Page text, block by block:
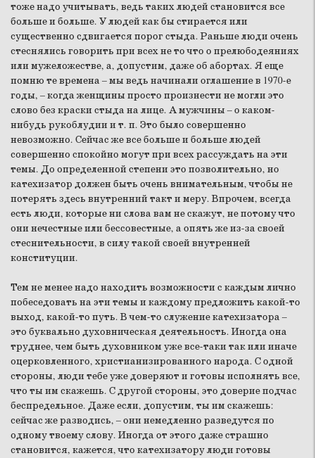
тоже надо учитывать, ведь таких людей становится все
больше и больше. У людей как бы стирается или
существенно сдвигается порог стыда. Раньше люди очень
стеснялись говорить при всех не то что о прелюбодеяниях
или мужеложестве, а, допустим, даже об абортах. Я еще
помню те времена – мы ведь начинали оглашение в 1970‑е
годы, – когда женщины просто произнести не могли это
слово без краски стыда на лице. А мужчины – о каком-
нибудь рукоблудии и т. п. Это было совершенно
невозможно. Сейчас же все больше и больше людей
совершенно спокойно могут при всех рассуждать на эти
темы. До определенной степени это позволительно, но
катехизатор должен быть очень внимательным, чтобы не
потерять здесь внутренний такт и меру. Впрочем, всегда
есть люди, которые ни слова вам не скажут, не потому что
они нечестные или бессовестные, а опять же из-за своей
стеснительности, в силу такой своей внутренней
конституции.
Тем не менее надо находить возможности с каждым лично
побеседовать на эти темы и каждому предложить какой-то
выход, какой-то путь. В чем-то служение катехизатора –
это буквально духовническая деятельность. Иногда она
труднее, чем быть духовником уже все-таки так или иначе
оцерковленного, христианизированного народа. С одной
стороны, люди тебе уже доверяют и готовы исполнять все,
что ты им скажешь. С другой стороны, это доверие подчас
беспредельное. Даже если, допустим, ты им скажешь:
сейчас же разводись, – они немедленно разведутся по
одному твоему слову. Иногда от этого даже страшно
становится, кажется, что катехизатору люди готовы